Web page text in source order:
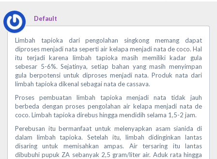
Default
Limbah tapioka dari pengolahan singkong memang dapat
diproses menjadi nata seperti air kelapa menjadi nata de coco. Hal
itu terjadi karena limbah tapioka masih memiliki kadar gula
sebesar 5-6%. Sejatinya, setiap bahan yang masih menyimpan
gula berpotensi untuk diproses menjadi nata. Produk nata dari
limbah tapioka dikenal sebagai nata de cassava.
Proses pembuatan limbah tapioka menjadi nata tidak jauh
berbeda dengan proses pengolahan air kelapa menjadi nata de
coco. Limbah tapioka direbus hingga mendidih selama 1,5-2 jam.
Perebusan itu bermanfaat untuk melenyapkan asam sianida di
dalam limbah tapioka. Setelah itu, limbah didinginkan lantas
disaring untuk memisahkan ampas. Air tersaring itu lantas
dibubuhi pupuk ZA sebanyak 2,5 gram/liter air. Aduk rata hingga